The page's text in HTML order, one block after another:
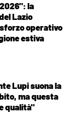
la
Lazio
operativo
estiva
Lupi suona la
ma questa
qualità"